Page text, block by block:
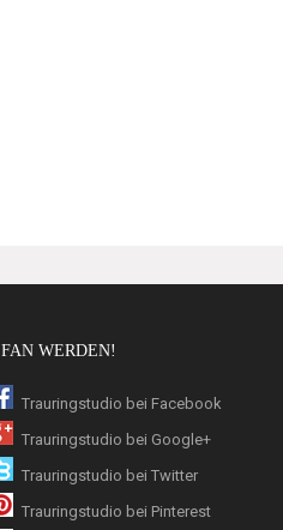
FAN WERDEN!
Trauringstudio bei Facebook
Trauringstudio bei Google+
Trauringstudio bei Twitter
Trauringstudio bei Pinterest